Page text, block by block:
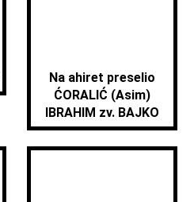
Na ahiret preselio
ĆORALIĆ (Asim)
IBRAHIM zv. BAJKO